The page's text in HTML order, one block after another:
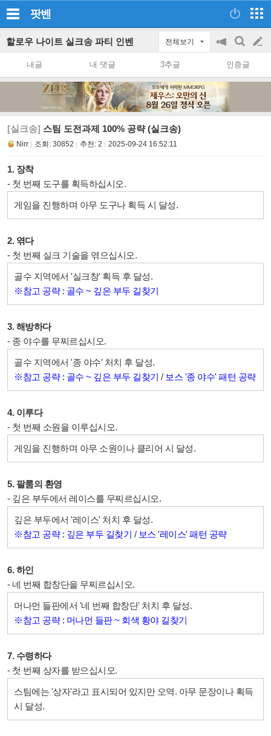
팟벤
할로우 나이트 실크송 파티 인벤 전체보기
공
on/off
검
색
글
쓰
내글 내 댓글 3추글 인증글
[실크송] 스팀 도전과제 100% 공략 (실크송)
Nirr 조회: 30852 추천: 2 2025-09-24 16:52:11
1. 장착
- 첫 번째 도구를 획득하십시오.
게임을 진행하며 아무 도구나 획득 시 달성.
2. 엮다
- 첫 번째 실크 기술을 엮으십시오.
골수 지역에서 '실크창' 획득 후 달성.
※참고 공략 : 골수 ~ 깊은 부두 길찾기
3. 해방하다
- 종 야수를 무찌르십시오.
골수 지역에서 '종 야수' 처치 후 달성.
※참고 공략 : 골수 ~ 깊은 부두 길찾기 / 보스 '종 야수' 패턴 공략
4. 이루다
- 첫 번째 소원을 이루십시오.
게임을 진행하며 아무 소원이나 클리어 시 달성.
5. 팔룸의 환영
- 깊은 부두에서 레이스를 무찌르십시오.
깊은 부두에서 '레이스' 처치 후 달성.
※참고 공략 : 깊은 부두 길찾기 / 보스 '레이스' 패턴 공략
6. 하인
- 네 번째 합창단을 무찌르십시오.
머나먼 들판에서 '네 번째 합창단' 처치 후 달성.
※참고 공략 : 머나먼 들판 ~ 회색 황야 길찾기
7. 수령하다
- 첫 번째 상자를 받으십시오.
스팀에는 '상자'라고 표시되어 있지만 오역. 아무 문장이나 획득
시 달성.